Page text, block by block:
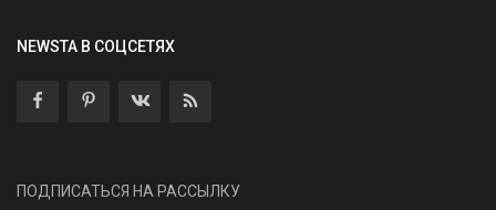
NEWSTA В СОЦСЕТЯХ
ПОДПИСАТЬСЯ НА РАССЫЛКУ